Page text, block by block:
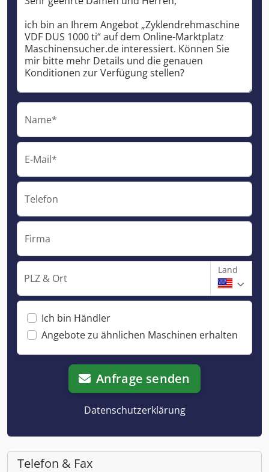
Name*
E-Mail*
Telefon
Firma
PLZ & Ort
Land
Ich bin Händler
Angebote zu ähnlichen Maschinen erhalten
Anfrage senden
Datenschutzerklärung
Telefon & Fax